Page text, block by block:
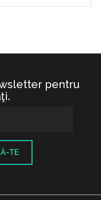
pentru
TE